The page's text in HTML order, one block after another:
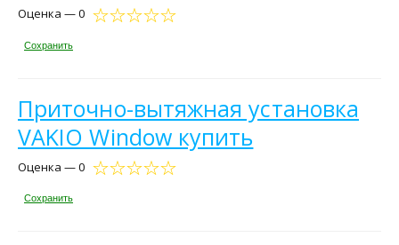
Оценка — 0
Сохранить
Приточно-вытяжная установка
VAKIO Window купить
Оценка — 0
Сохранить